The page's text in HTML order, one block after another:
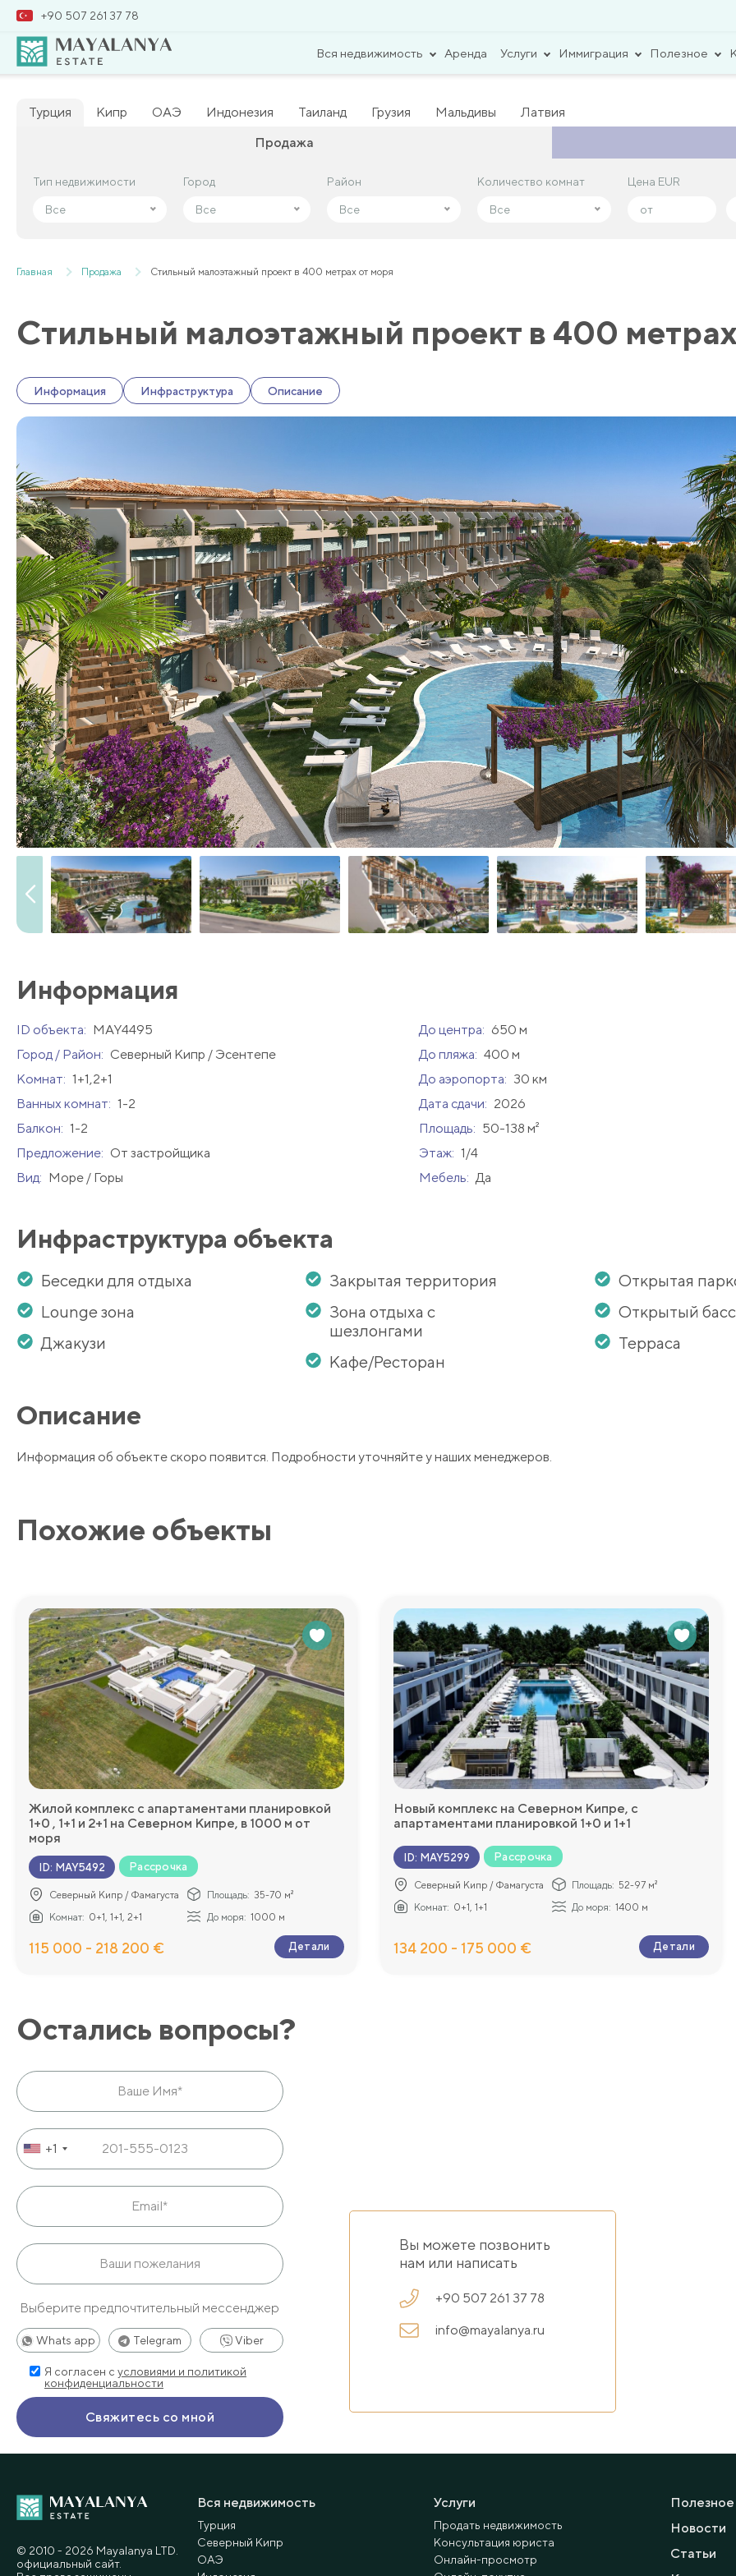
+90 507 261 37 78
Вся недвижимость Аренда Услуги Иммиграция Полезное
Турция Кипр ОАЭ Индонезия Таиланд Грузия Мальдивы
Латвия
Продажа
Тип недвижимости
Все
Город
Все
Район
Все
Количество комнат
Все
Цена EUR
Тип недвижимости
Все
Город
Все
Район
Все
Количество комнат
Все
Цена EUR
Главная Продажа Стильный малоэтажный проект в 400 метрах от моря
Стильный малоэтажный проект в 400
Информация Инфраструктура Описание
Информация
ID объекта: MAY4495 До центра: 650 м
Город / Район: Северный Кипр / Эсентепе До пляжа: 400 м
Комнат: 1+1,2+1 До аэропорта: 30 км
Ванных комнат: 1-2 Дата сдачи: 2026
Балкон: 1-2 Площадь: 50-138 м²
Предложение: От застройщика Этаж: 1/4
Вид: Море / Горы Мебель: Да
Инфраструктура объекта
Беседки для отдыха
Lounge зона
Джакузи
Закрытая территория
Зона отдыха с
шезлонгами
Кафе/Ресторан
Открытая
Открытый
Терраса
Описание
Информация об объекте скоро появится. Подробности уточняйте у наших менеджеров.
Похожие объекты
Жилой комплекс с апартаментами планировкой
1+0 , 1+1 и 2+1 на Северном Кипре, в 1000 м от
моря
ID: MAY5492 Рассрочка
Северный Кипр / Фамагуста Площадь: 35-70 м²
Комнат: 0+1, 1+1, 2+1 До моря: 1000 м
115 000 - 218 200 € Детали
Новый комплекс на Северном Кипре, с
апартаментами планировкой 1+0 и 1+1
ID: MAY5299 Рассрочка
Северный Кипр / Фамагуста Площадь: 52-97 м²
Комнат: 0+1, 1+1 До моря: 1400 м
134 200 - 175 000 € Детали
Остались вопросы?
+1
Выберите предпочтительный мессенджер
Whats app Telegram Viber
Я согласен с условиями и политикой
конфиденциальности
Вы можете позвонить
нам или написать
+90 507 261 37 78
info@mayalanya.ru
Вся недвижимость
Турция
Северный Кипр
ОАЭ
Услуги
Продать недвижимость
Консультация юриста
Онлайн-просмотр
Полезное
Новости
Статьи
© 2010 - 2026 Мayalanya LTD.
официальный сайт.